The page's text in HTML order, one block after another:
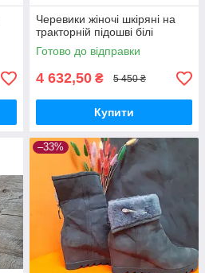
Черевики жіночі шкіряні на
тракторній підошві білі
Готово до відправки
4 632,50 ₴ 5 450 ₴
Купити
–33%